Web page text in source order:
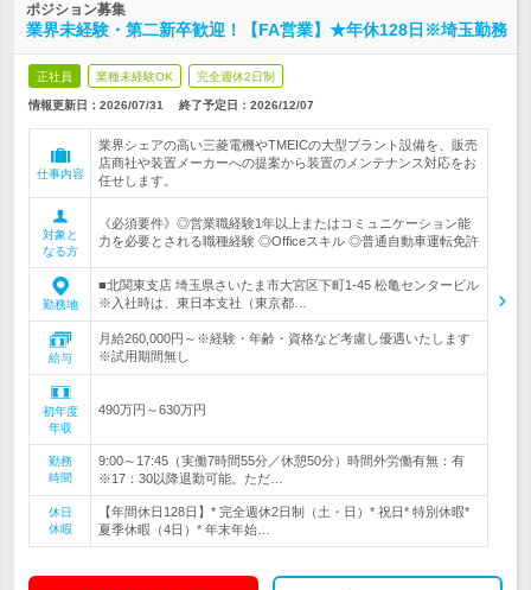
ポジション募集
業界未経験・第二新卒歓迎！【FA営業】★年休128日※埼玉勤務
正社員 業種未経験OK 完全週休2日制
情報更新日：2026/07/31 終了予定日： 2026/12/07
仕事内容
業界シェアの高い三菱電機やTMEICの大型プラント設備を、販売
店商社や装置メーカーへの提案から装置のメンテナンス対応をお
任せします。
対象と
なる方
《必須要件》◎営業職経験1年以上またはコミュニケーション能
力を必要とされる職種経験 ◎Officeスキル ◎普通自動車運転免許
勤務地
■北関東支店 埼玉県さいたま市大宮区下町1-45 松亀センタービル
※入社時は、東日本支社（東京都…
給与
月給260,000円～※経験・年齢・資格など考慮し優遇いたします
※試用期間無し
初年度
年収
490万円～630万円
勤務
時間
9:00～17:45（実働7時間55分／休憩50分）時間外労働有無：有
※17：30以降退勤可能。ただ…
休日
休暇
【年間休日128日】* 完全週休2日制（土・日）* 祝日* 特別休暇*
夏季休暇（4日）* 年末年始…